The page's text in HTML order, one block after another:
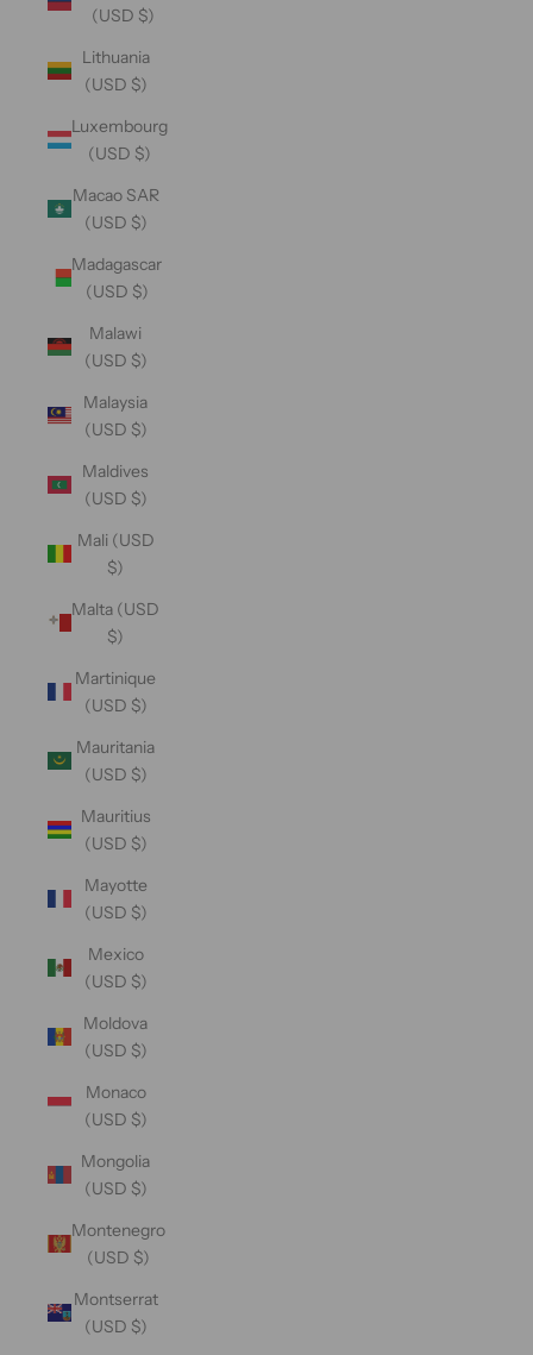
(USD $)
Lithuania
(USD $)
Luxembourg
(USD $)
Macao SAR
(USD $)
Madagascar
(USD $)
Malawi
(USD $)
Malaysia
(USD $)
Maldives
(USD $)
Mali (USD
$)
Malta (USD
$)
Martinique
(USD $)
Mauritania
(USD $)
Mauritius
(USD $)
Mayotte
(USD $)
Mexico
(USD $)
Moldova
(USD $)
Monaco
(USD $)
Mongolia
(USD $)
Montenegro
(USD $)
Montserrat
(USD $)